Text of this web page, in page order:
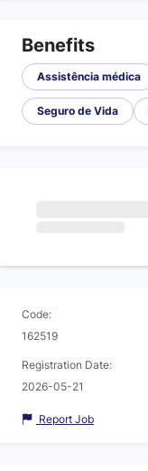
Benefits
Assistência médica
Seguro de Vida
Code:
162519
Registration Date:
2026-05-21
Report Job